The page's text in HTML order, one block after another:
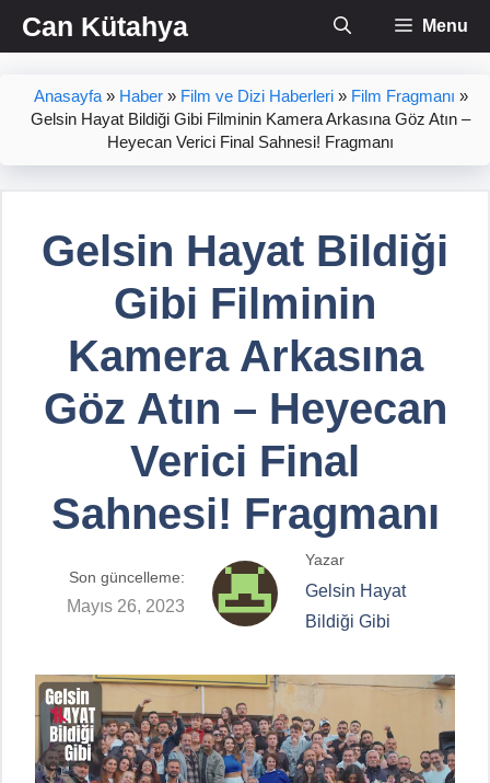
İçeriğe
atlaCan Kütahya Menu
Anasayfa» Haber» Film ve Dizi Haberleri» Film Fragmanı »
Gelsin Hayat Bildiği Gibi Filminin Kamera Arkasına Göz Atın –
Heyecan Verici Final Sahnesi! Fragmanı
Gelsin Hayat Bildiği
Gibi Filminin
Kamera Arkasına
Göz Atın – Heyecan
Verici Final
Sahnesi! Fragmanı
Son güncelleme:
Mayıs 26, 2023
Yazar
Gelsin Hayat
Bildiği Gibi